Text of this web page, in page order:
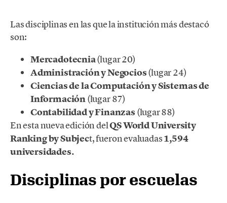
Las disciplinas en las que la institución más destacó
son:
Mercadotecnia(lugar 20)
Administración y Negocios(lugar 24)
Ciencias de la Computación y Sistemas de
Información(lugar 87)
Contabilidad y Finanzas (lugar 88)
En esta nueva edición delQS World University
Ranking by Subject, fueron evaluadas1,594
universidades.
Disciplinas por escuelas